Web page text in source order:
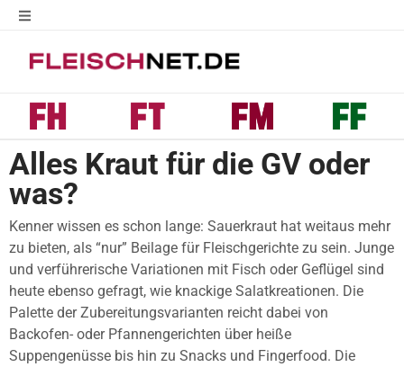
Alles Kraut für die GV oder
was?
Kenner wissen es schon lange: Sauerkraut hat weitaus mehr
zu bieten, als “nur” Beilage für Fleischgerichte zu sein. Junge
und verführerische Variationen mit Fisch oder Geflügel sind
heute ebenso gefragt, wie knackige Salatkreationen. Die
Palette der Zubereitungsvarianten reicht dabei von
Backofen- oder Pfannengerichten über heiße
Suppengenüsse bis hin zu Snacks und Fingerfood. Die